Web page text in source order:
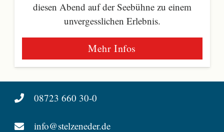
diesen Abend auf der Seebühne zu einem
unvergesslichen Erlebnis.
Mehr Infos
08723 660 30-0
info@stelzeneder.de